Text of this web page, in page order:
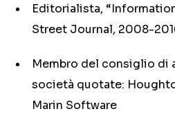
Editorialista,
Street Journal, 2008-
Membro del consiglio di
società quotate:
Marin Software